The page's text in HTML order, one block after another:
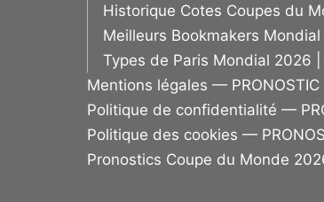
Historique Cotes Coupes du
Meilleurs Bookmakers
Types de Paris Mondial 2026
Mentions légales — PRONOSTIC
Politique de confidentialité —
Politique des cookies —
Pronostics Coupe du Monde